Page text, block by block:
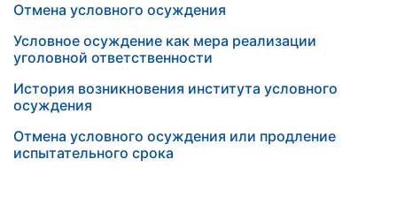
Отмена условного осуждения
Условное осуждение как мера реализации
уголовной ответственности
История возникновения института условного
осуждения
Отмена условного осуждения или продление
испытательного срока